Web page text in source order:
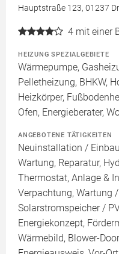
Hauptstraße 123, 01237
4 mit einer
HEIZUNG SPEZIALGEBIETE
Wärmepumpe,
Pelletheizung, BHKW,
Heizkörper,
Ofen, Energieberater,
ANGEBOTENE TÄTIGKEITEN
Neuinstallation /
Wartung, Reparatur,
Thermostat, Anlage &
Verpachtung, Wartung
Solarstromspeicher /
Energiekonzept,
Wärmebild, Blower-